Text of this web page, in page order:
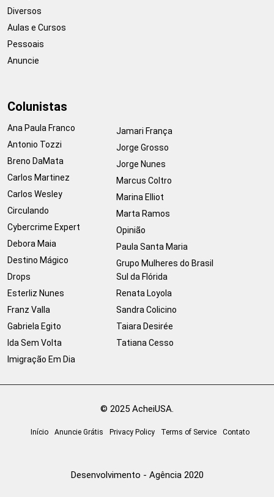
Diversos
Aulas e Cursos
Pessoais
Anuncie
Colunistas
Ana Paula Franco
Antonio Tozzi
Breno DaMata
Carlos Martinez
Carlos Wesley
Circulando
Cybercrime Expert
Debora Maia
Destino Mágico
Drops
Esterliz Nunes
Franz Valla
Gabriela Egito
Ida Sem Volta
Imigração Em Dia
Jamari França
Jorge Grosso
Jorge Nunes
Marcus Coltro
Marina Elliot
Marta Ramos
Opinião
Paula Santa Maria
Grupo Mulheres do Brasil
Sul da Flórida
Renata Loyola
Sandra Colicino
Taiara Desirée
Tatiana Cesso
© 2025 AcheiUSA.
Início Anuncie Grátis Privacy Policy Terms of Service Contato
Desenvolvimento - Agência 2020